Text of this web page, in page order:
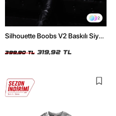
2
Silhouette Boobs V2 Baskılı Siyah
399,90 TL 319,92 TL